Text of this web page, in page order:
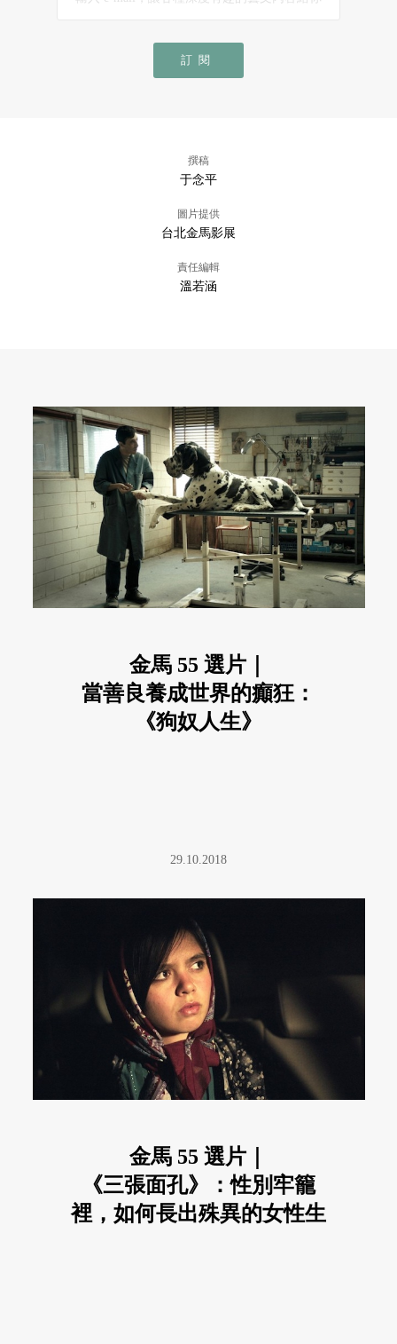
訂閱
撰稿
于念平
圖片提供
台北金馬影展
責任編輯
溫若涵
金馬 55 選片｜
當善良養成世界的癲狂：
《狗奴人生》
29.10.2018
金馬 55 選片｜
《三張面孔》：性別牢籠
裡，如何長出殊異的女性生